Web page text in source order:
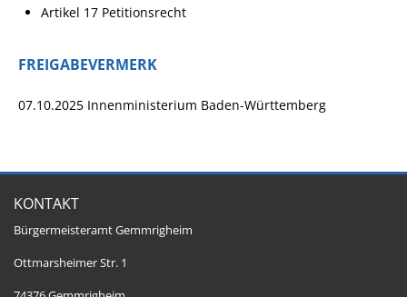
Artikel 17 Petitionsrecht
FREIGABEVERMERK
07.10.2025 Innenministerium Baden-Württemberg
KONTAKT
Bürgermeisteramt Gemmrigheim
Ottmarsheimer Str. 1